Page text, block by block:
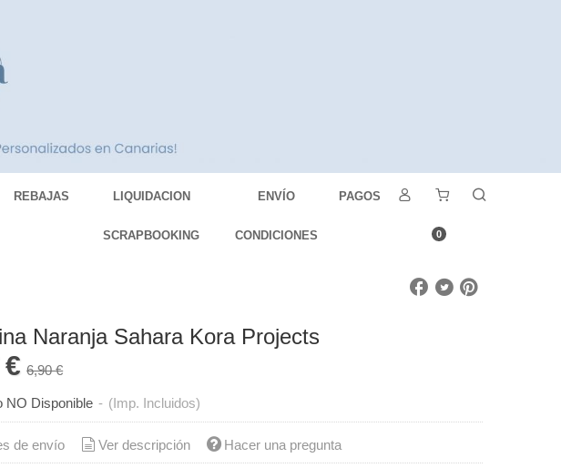
REBAJAS LIQUIDACION
SCRAPBOOKING
ENVÍO
CONDICIONES
PAGOS
0
Naranja Sahara Kora Projects
€6,90 €
NO Disponible - (Imp. Incluidos)
de envío Ver descripción Hacer una pregunta